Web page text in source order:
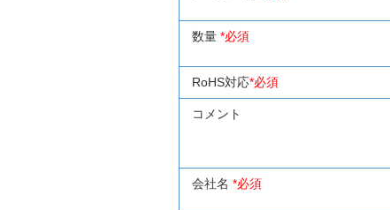
数量 *必須
RoHS対応*必須
コメント
会社名 *必須